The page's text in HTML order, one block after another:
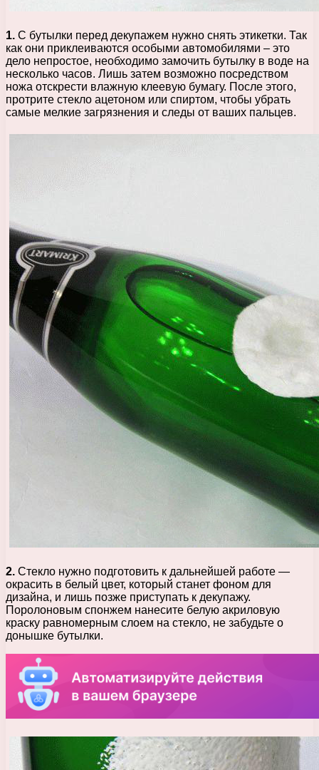
1. С бутылки перед декупажем нужно снять этикетки. Так
как они приклеиваются особыми автомобилями – это
дело непростое, необходимо замочить бутылку в воде на
несколько часов. Лишь затем возможно посредством
ножа отскрести влажную клеевую бумагу. После этого,
протрите стекло ацетоном или спиртом, чтобы убрать
самые мелкие загрязнения и следы от ваших пальцев.
2. Стекло нужно подготовить к дальнейшей работе —
окрасить в белый цвет, который станет фоном для
дизайна, и лишь позже приступать к декупажу.
Поролоновым спонжем нанесите белую акриловую
краску равномерным слоем на стекло, не забудьте о
донышке бутылки.